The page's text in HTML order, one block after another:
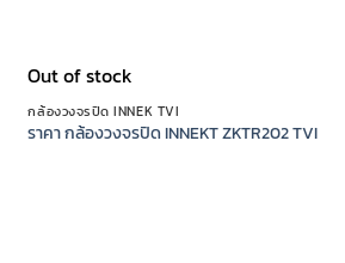
Out of stock
กล้องวงจรปิด INNEK TVI
ราคา กล้องวงจรปิด INNEKT ZKTR202 TVI